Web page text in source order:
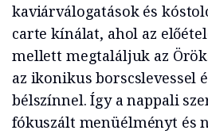
kaviárválogatások és
carte kínálat, ahol az
mellett megtaláljuk az
az ikonikus borscslevessel
bélszínnel. Így a nappali
fókuszált menüélményt és